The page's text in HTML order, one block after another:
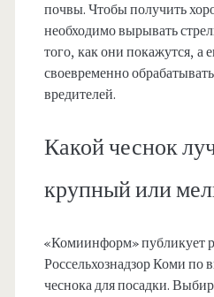
почвы. Чтобы получить
необходимо вырывать
того, как они покажутся, а
своевременно
вредителей.
Какой чеснок
крупный или
«Комиинформ» публикует
Россельхознадзор Коми по
чеснока для посадки.